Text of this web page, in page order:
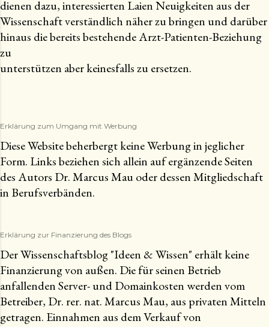
dienen dazu, interessierten Laien Neuigkeiten aus der
Wissenschaft verständlich näher zu bringen und darüber
hinaus die bereits bestehende Arzt-Patienten-Beziehung
zu
unterstützen aber keinesfalls zu ersetzen.
Erklärung zum Umgang mit Werbung
Diese Website beherbergt keine Werbung in jeglicher
Form. Links beziehen sich allein auf ergänzende Seiten
des Autors Dr. Marcus Mau oder dessen Mitgliedschaft
in Berufsverbänden.
Erklärung zur Finanzierung des Blogs
Der Wissenschaftsblog "Ideen & Wissen" erhält keine
Finanzierung von außen. Die für seinen Betrieb
anfallenden Server- und Domainkosten werden vom
Betreiber, Dr. rer. nat. Marcus Mau, aus privaten Mitteln
getragen. Einnahmen aus dem Verkauf von